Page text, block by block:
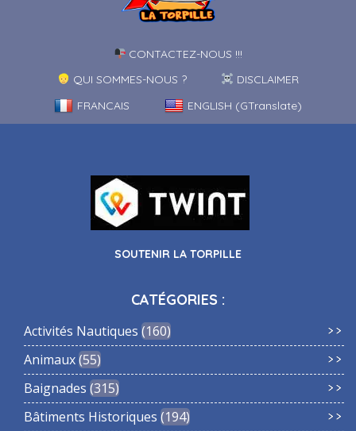
CONTACTEZ-NOUS !!!
QUI SOMMES-NOUS ?
DISCLAIMER
FRANCAIS
ENGLISH (GTranslate)
SOUTENIR LA TORPILLE
CATÉGORIES :
Activités Nautiques 160
Animaux 55
Baignades 315
Bâtiments Historiques 194